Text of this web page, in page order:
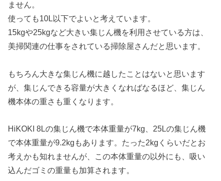
ません。
使っても10L以下でよいと考えています。
15kgや25kgなど大きい集じん機を利用させている方は、
美掃関連の仕事をされている掃除屋さんだと思います。
もちろん大きな集じん機に越したことはないと思います
が、集じんできる容量が大きくなればなるほど、集じん
機本体の重さも重くなります。
HiKOKI 8Lの集じん機で本体重量が7kg、25Lの集じん機
で本体重量が9.2kgもあります。たった2kgくらいだとお
考えかも知れませんが、この本体重量の以外にも、吸い
込んだゴミの重量も加算されます。